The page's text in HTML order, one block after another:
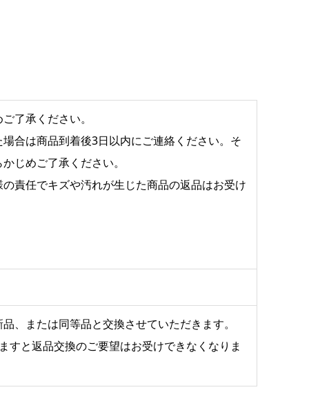
了承ください。
合は商品到着後3日以内にご連絡ください。そ
じめご了承ください。
責任でキズや汚れが生じた商品の返品はお受け
、または同等品と交換させていただきます。
と返品交換のご要望はお受けできなくなりま